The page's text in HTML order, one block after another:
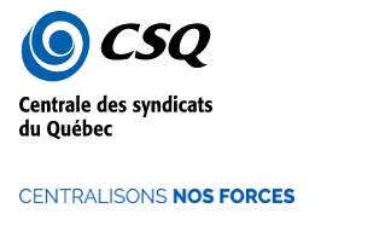
Autres
informations